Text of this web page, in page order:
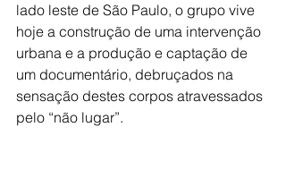
lado leste de São Paulo, o grupo vive
hoje a construção de uma intervenção
urbana e a produção e captação de
um documentário, debruçados na
sensação destes corpos atravessados
pelo “não lugar”.